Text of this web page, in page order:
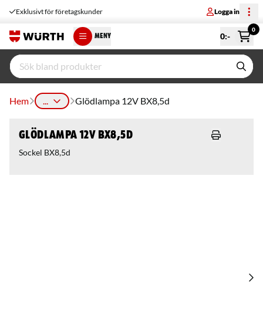
Exklusivt för företagskunder Logga in
MENY 0:-
0
Hem ... Glödlampa 12V BX8,5d
Glödlampa 12V BX8,5d
Sockel BX8,5d